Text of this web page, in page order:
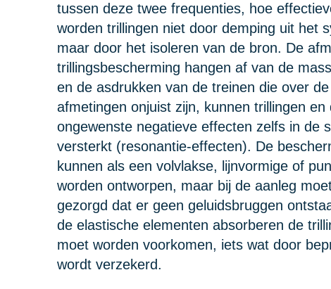
tussen deze twee frequenties, hoe
worden trillingen niet door demping uit het
maar door het isoleren van de bron. De
trillingsbescherming hangen af van de
en de asdrukken van de treinen die over
afmetingen onjuist zijn, kunnen trillingen en
ongewenste negatieve effecten zelfs in de
versterkt (resonantie-effecten). De
kunnen als een volvlakse, lijnvormige of
worden ontworpen, maar bij de aanleg
gezorgd dat er geen geluidsbruggen
de elastische elementen absorberen de
moet worden voorkomen, iets wat door
wordt verzekerd.